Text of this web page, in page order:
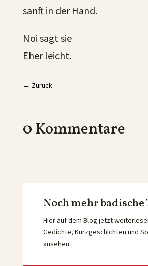
sanft in der Hand.
Noi sagt sie
Eher leicht.
← Zurück
0 Kommentare
Noch mehr badische
Hier auf dem Blog jetzt
Gedichte, Kurzgeschichten und
ansehen.